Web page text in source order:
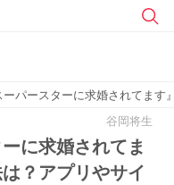
パースターに求婚されてま
谷岡将生
に求婚されてま
？アプリやサイ